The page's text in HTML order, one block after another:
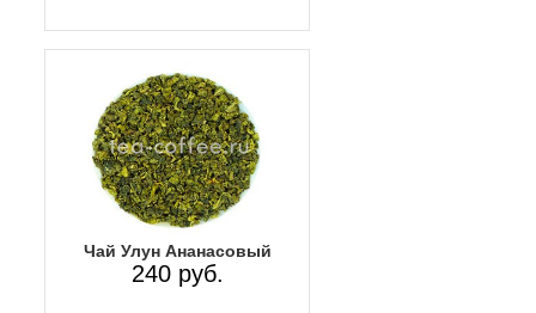
Чай Улун Ананасовый
240 руб.